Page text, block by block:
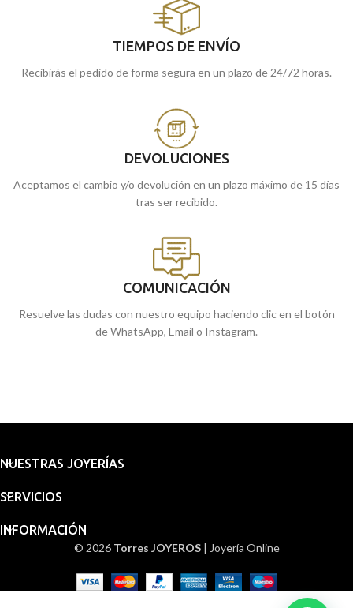
TIEMPOS DE ENVÍO
Recibirás el pedido de forma segura en un plazo de 24/72 horas.
DEVOLUCIONES
Aceptamos el cambio y/o devolución en un plazo máximo de 15 días
tras ser recibido.
COMUNICACIÓN
Resuelve las dudas con nuestro equipo haciendo clic en el botón
de WhatsApp, Email o Instagram.
NUESTRAS JOYERÍAS
SERVICIOS
INFORMACIÓN
© 2026 Torres JOYEROS| Joyería Online
Medalla
Embalaje